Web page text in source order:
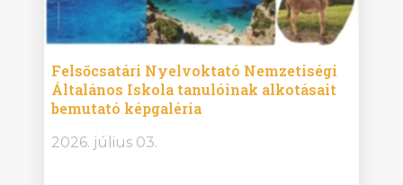
Felsőcsatári Nyelvoktató Nemzetiségi
Általános Iskola tanulóinak alkotásait
bemutató képgaléria
2026. július 03.